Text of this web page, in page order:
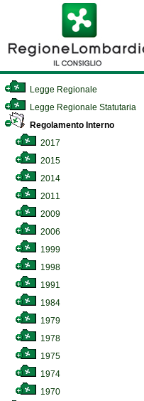
Legge Regionale
Legge Regionale Statutaria
Regolamento Interno
2017
2015
2014
2011
2009
2006
1999
1998
1991
1984
1979
1978
1975
1974
1970